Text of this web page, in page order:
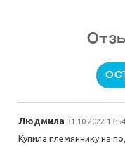
Людмила 31.10.2022
Купила племяннику на